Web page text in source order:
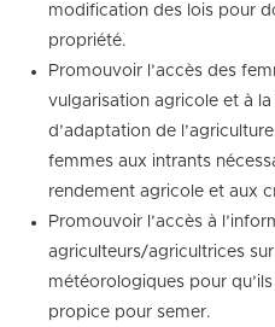
modification des lois pour
propriété.
Promouvoir l’accès des
vulgarisation agricole et à
d’adaptation de
femmes aux intrants
rendement agricole et aux
Promouvoir l’accès à
agriculteurs/agricultrices
météorologiques pour
propice pour semer.